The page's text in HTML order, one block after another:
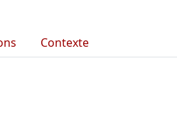
Contexte